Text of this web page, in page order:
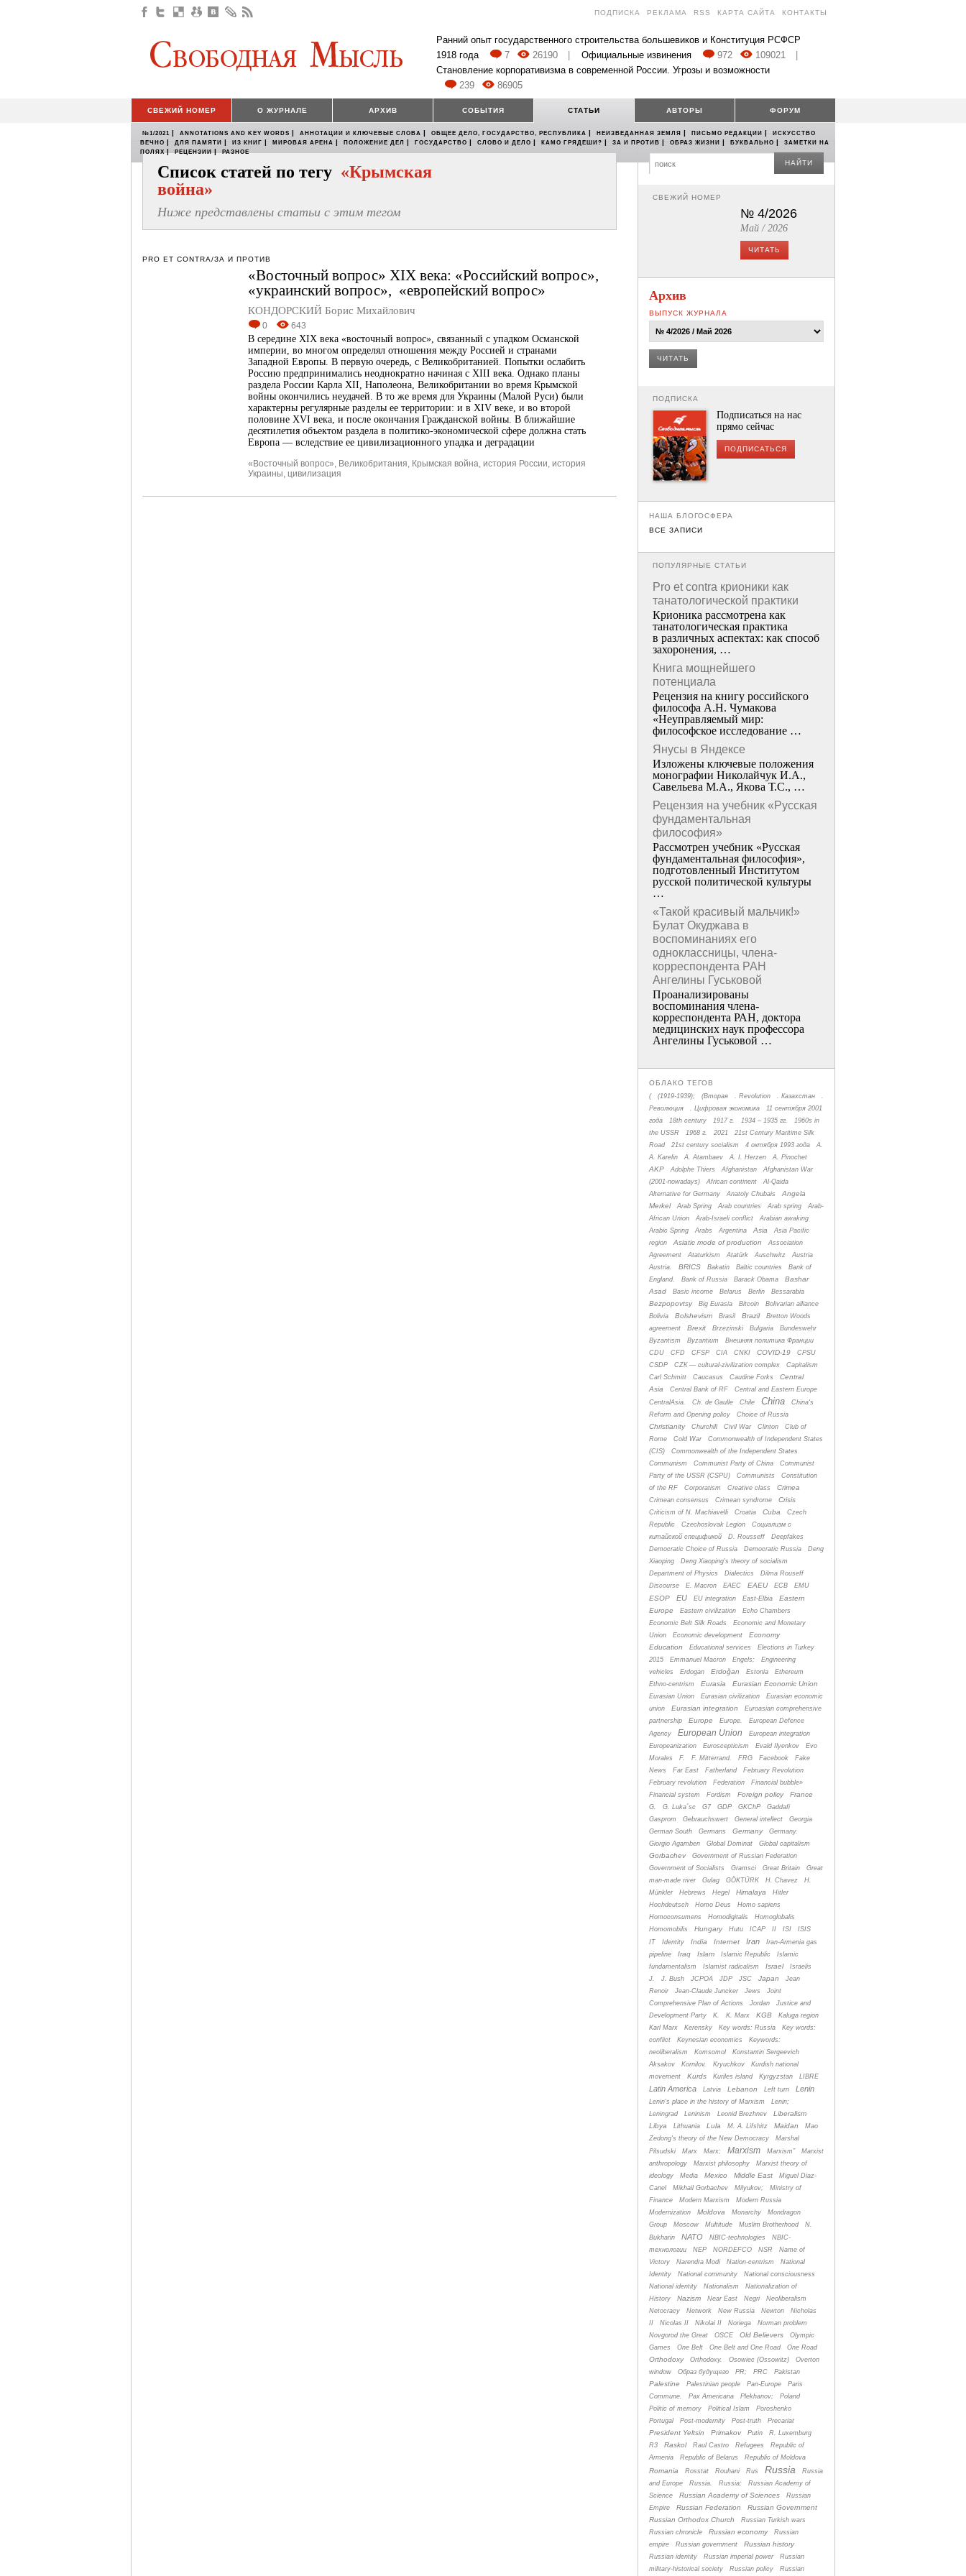
ПОДПИСКА РЕКЛАМА RSS КАРТА САЙТА КОНТАКТЫ
Ранний опыт государственного строительства большевиков и Конституция РСФСР
1918 года
7 26190 Официальные извинения 972 109021
Становление корпоративизма в современной России. Угрозы и возможности
239
86905
СВЕЖИЙ НОМЕР О ЖУРНАЛЕ АРХИВ СОБЫТИЯ СТАТЬИ АВТОРЫ ФОРУМ
№1/2021 | ANNOTATIONS AND KEY WORDS | АННОТАЦИИ И КЛЮЧЕВЫЕ СЛОВА | ОБЩЕЕ ДЕЛО, ГОСУДАРСТВО, РЕСПУБЛИКА | НЕИЗВЕДАННАЯ ЗЕМЛЯ | ПИСЬМО РЕДАКЦИИ |
ИСКУССТВО
ВЕЧНО | ДЛЯ ПАМЯТИ | ИЗ КНИГ | МИРОВАЯ АРЕНА | ПОЛОЖЕНИЕ ДЕЛ | ГОСУДАРСТВО | СЛОВО И ДЕЛО | КАМО ГРЯДЕШИ? | ЗА И ПРОТИВ | ОБРАЗ ЖИЗНИ | БУКВАЛЬНО |
ЗАМЕТКИ НА
ПОЛЯХ | РЕЦЕНЗИИ | РАЗНОЕ
Список статей по тегу «Крымская
война»
Ниже представлены статьи с этим тегом
PRO ET CONTRA/ЗА И ПРОТИВ
«Восточный вопрос» XIX века: «Российский вопрос»,
«украинский вопрос», «европейский вопрос»
КОНДОРСКИЙ Борис Михайлович
0 643
В середине XIX века «восточный вопрос», связанный с упадком Османской
империи, во многом определял отношения между Россией и странами
Западной Европы. В первую очередь, с Великобританией. Попытки ослабить
Россию предпринимались неоднократно начиная с XIII века. Однако планы
раздела России Карла XII, Наполеона, Великобритании во время Крымской
войны окончились неудачей. В то же время для Украины (Малой Руси) были
характерны регулярные разделы ее территории: и в XIV веке, и во второй
половине XVI века, и после окончания Гражданской войны. В ближайшие
десятилетия объектом раздела в политико-экономической сфере должна стать
Европа — вследствие ее цивилизационного упадка и деградации
«Восточный вопрос», Великобритания, Крымская война, история России, история
Украины, цивилизация
НАЙТИ
СВЕЖИЙ НОМЕР
№ 4/2026
Май / 2026
ЧИТАТЬ
Архив
ВЫПУСК ЖУРНАЛА
ЧИТАТЬ
ПОДПИСКА
Подписаться на нас
прямо сейчас
ПОДПИСАТЬСЯ
НАША БЛОГОСФЕРА
ВСЕ ЗАПИСИ
ПОПУЛЯРНЫЕ СТАТЬИ
Pro et contra крионики как
танатологической практики
Крионика рассмотрена как
танатологическая практика
в различных аспектах: как способ
захоронения, …
Книга мощнейшего
потенциала
Рецензия на книгу российского
философа А.Н. Чумакова
«Неуправляемый мир:
философское исследование …
Янусы в Яндексе
Изложены ключевые положения
монографии Николайчук И.А.,
Савельева М.А., Якова Т.С., …
Рецензия на учебник «Русская
фундаментальная
философия»
Рассмотрен учебник «Русская
фундаментальная философия»,
подготовленный Институтом
русской политической культуры
…
«Такой красивый мальчик!»
Булат Окуджава в
воспоминаниях его
одноклассницы, члена-
корреспондента РАН
Ангелины Гуськовой
Проанализированы
воспоминания члена­
корреспондента РАН, доктора
медицинских наук профессора
Ангелины Гуськовой …
ОБЛАКО ТЕГОВ
( (1919-1939); (Вторая . Revolution . Казахстан
.
Революция
. Цифровая экономика
11 сентября 2001
года
18th century 1917 г. 1934 – 1935 гг.
1960s in
the USSR
1968 г. 2021
21st Century Maritime Silk
Road
21st century socialism 4 октября 1993 года
A.
A. Karelin
A. Atambaev A. I. Herzen A. Pinochet
AKP Adolphe Thiers Afghanistan
Afghanistan War
(2001-nowadays)
African continent
Al-Qaida
Alternative for Germany
Anatoly Chubais
Angela
Merkel
Arab Spring Arab countries Arab spring
Arab-
African Union
Arab-Israeli conflict
Arabian awaking
Arabic Spring
Arabs Argentina Asia
Asia Pacific
region
Asiatic mode of production
Association
Agreement
Ataturkism Atatürk Auschwitz
Austria
Austria.
BRICS Bakatin Baltic countries
Bank of
England.
Bank of Russia Barack Obama
Bashar
Asad
Basic income Belarus Berlin Bessarabia
Bezpopovtsy Big Eurasia Bitcoin
Bolivarian alliance
Bolivia
Bolshevism Brasil Brazil
Bretton Woods
agreement
Brexit Brzezinski Bulgaria
Bundeswehr
Byzantism
Byzantium
Bнешняя политика Франции
CDU
CFD CFSP CIA CNKI COVID-19
CPSU
CSDP
CZК — cultural-zivilization complex
Capitalism
Carl Schmitt
Caucasus Caudine Forks
Central
Asia
Central Bank of RF
Central and Eastern Europe
CentralAsia.
Ch. de Gaulle Chile China
China's
Reform and Opening policy
Choice of Russia
Christianity Churchill Civil War Clinton
Club of
Rome
Cold War
Commonwealth of Independent States
(CIS)
Commonwealth of the Independent States
Communism
Communist Party of China
Communist
Party of the USSR (CSPU)
Communists
Constitution
of the RF
Corporatism Creative class Crimea
Crimean consensus Crimean syndrome Crisis
Criticism of N. Machiavelli Croatia Cuba
Czech
Republic
Czechoslovak Legion
Cоциализм с
китайской спецификой
D. Rousseff
Deepfakes
Democratic Choice of Russia
Democratic Russia
Deng
Xiaoping
Deng Xiaoping's theory of socialism
Department of Physics
Dialectics
Dilma Rouseff
Discourse
E. Macron EAEC EAEU ECB EMU
ESOP EU EU integration East-Elbia
Eastern
Europe
Eastern civilization
Echo Chambers
Economic Belt Silk Roads
Economic and Monetary
Union
Economic development
Economy
Education
Educational services
Elections in Turkey
2015
Emmanuel Macron Engels;
Engineering
vehicles
Erdogan Erdoğan Estonia
Ethereum
Ethno-centrism
Eurasia Eurasian Economic Union
Eurasian Union Eurasian civilization
Eurasian economic
union
Eurasian integration
Euroasian comprehensive
partnership
Europe Europe.
European Defence
Agency
European Union
European integration
Europeanization
Euroscepticism Evald Ilyenkov
Evo
Morales
F. F. Mitterrand. FRG Facebook
Fake
News
Far East Fatherland
February Revolution
February revolution
Federation
Financial bubble»
Financial system
Fordism Foreign policy France
G. G. Luka´sc G7 GDP GKChP
Gaddafi
Gasprom
Gebrauchswert General intellect
Georgia
German South
Germans Germany
Germany.
Giorgio Agamben
Global Dominat Global capitalism
Gorbachev
Government of Russian Federation
Government of Socialists
Gramsci Great Britain
Great
man-made river
Gulag GÖKTÜRK H. Chavez
H.
Münkler
Hebrews Hegel Himalaya
Hitler
Hochdeutsch
Homo Deus
Homo sapiens
Homoconsumens
Homodigitalis
Homoglobalis
Homomobilis
Hungary Hutu ICAP II ISI
ISIS
IT
Identity India Internet Iran
Iran-Armenia gas
pipeline
Iraq Islam Islamic Republic
Islamic
fundamentalism
Islamist radicalism Israel
Israelis
J.
J. Bush JCPOA JDP JSC Japan
Jean
Renoir
Jean-Claude Juncker Jews
Joint
Comprehensive Plan of Actions
Jordan
Justice and
Development Party
K. K. Marx KGB
Kaluga region
Karl Marx
Kerensky Key words: Russia
Key words:
conflict
Keynesian economics
Keywords:
neoliberalism
Komsomol
Konstantin Sergeevich
Aksakov
Kornilov. Kryuchkov
Kurdish national
movement
Kurds Kuriles island Kyrgyzstan LIBRE
Latin America Latvia Lebanon Left turn Lenin
Lenin's place in the history of Marxism
Lenin;
Leningrad
Leninism Leonid Brezhnev
Liberalism
Libya
Lithuania Lula M. A. Lifshitz Maidan
Mao
Zedong's theory of the New Democracy
Marshal
Pilsudski
Marx Marx; Marxism Marxism”
Marxist
anthropology
Marxist philosophy
Marxist theory of
ideology
Media Mexico Middle East
Miguel Diaz-
Canel
Mikhail Gorbachev Milyukov;
Ministry of
Finance
Modern Marxism
Modern Russia
Modernization
Moldova Monarchy
Mondragon
Group
Moscow Multitude Muslim Brotherhood
N.
Bukharin
NATO NBIC-technologies
NBIC-
технологии
NEP NORDEFCO NSR
Name of
Victory
Narendra Modi Nation-centrism
National
Identity
National community
National consciousness
National identity
Nationalism
Nationalization of
History
Nazism Near East Negri
Neoliberalism
Netocracy
Network New Russia Newton
Nicholas
II
Nicolas II Nikolai II Noriega
Norman problem
Novgorod the Great
OSCE Old Believers
Olympic
Games
One Belt One Belt and One Road One Road
Orthodoxy Orthodoxy. Osowiec (Ossowitz)
Overton
window
Oбраз будущего PR; PRC Pakistan
Palestine Palestinian people Pan-Europe
Paris
Commune.
Pax Americana Plekhanov;
Poland
Politic of memory
Political Islam
Poroshenko
Portugal
Post-modernity Post-truth Precariat
President Yeltsin Primakov Putin
R. Luxemburg
R3
Raskol Raul Castro Refugees
Republic of
Armenia
Republic of Belarus Republic of Moldova
Romania Rosstat Rouhani Rus Russia
Russia
and Europe
Russia. Russia;
Russian Academy of
Science
Russian Academy of Sciences
Russian
Empire
Russian Federation
Russian Government
Russian Orthodox Church
Russian Turkish wars
Russian chronicle
Russian economy
Russian
empire
Russian government Russian history
Russian identity Russian imperial power
Russian
military-historical society
Russian policy Russian